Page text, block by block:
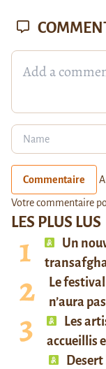
LES PLUS LUS
Un
Le
n’aura
Les
accueillis
Commentaire
Votre commentaire